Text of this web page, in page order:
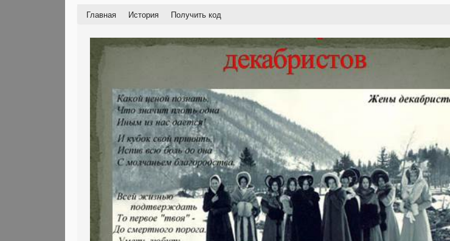
Главная История Получить код